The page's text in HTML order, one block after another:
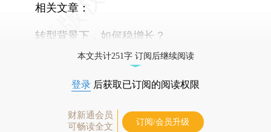
相关文章：
转型背景下，如何稳增长？
本文共计251字 订阅后继续阅读
登录 后获取已订阅的阅读权限
财新通会员
可畅读全文
订阅/会员升级